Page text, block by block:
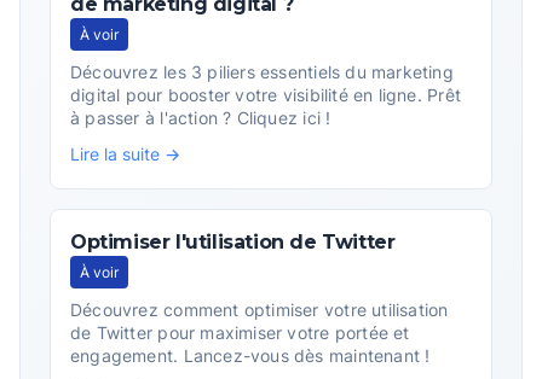
À voir
Découvrez les 3 piliers essentiels du marketing
digital pour booster votre visibilité en ligne. Prêt
à passer à l'action ? Cliquez ici !
Lire la suite →
Optimiser l'utilisation de Twitter
À voir
Découvrez comment optimiser votre utilisation
de Twitter pour maximiser votre portée et
engagement. Lancez-vous dès maintenant !